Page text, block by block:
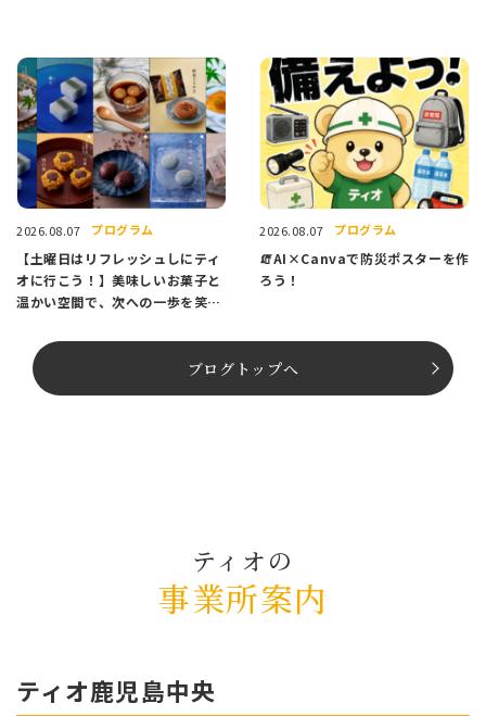
2026.08.07 プログラム
【土曜日はリフレッシュしにティ
オに行こう！】美味しいお菓子と
温かい空間で、次への一歩を笑顔
2026.08.07 プログラム
🧯AI×Canvaで防災ポスターを作
ろう！
ブログトップへ
ティオの
事業所案内
ティオ⿅児島中央